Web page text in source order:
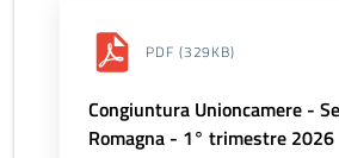
PDF (329KB)
Congiuntura Unioncamere -
Romagna - 1° trimestre 2026